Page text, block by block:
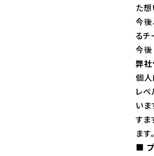
た想
今後
るチ
今後
弊社
個人
レ
いま
すま
ます。
■ プ